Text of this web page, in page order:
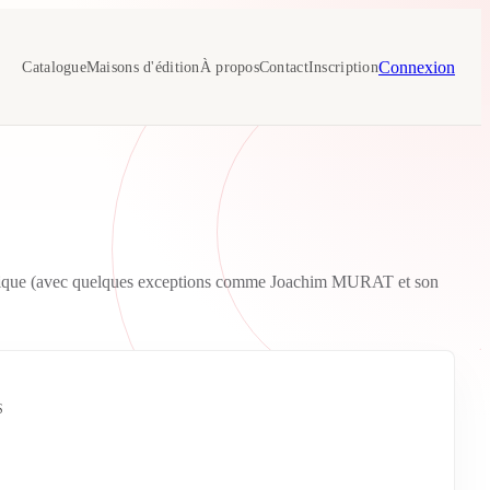
CatalogueMaisons d'édition À proposContactInscriptionConnexion
(avec quelques exceptions comme Joachim MURAT et son